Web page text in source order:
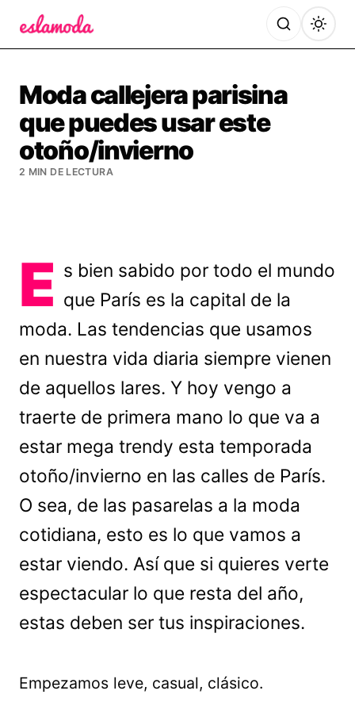
Moda callejera parisina
que puedes usar este
otoño/invierno
2 MIN DE LECTURA
E s bien sabido por todo el mundo
que París es la capital de la
moda. Las tendencias que usamos
en nuestra vida diaria siempre vienen
de aquellos lares. Y hoy vengo a
traerte de primera mano lo que va a
estar mega trendy esta temporada
otoño/invierno en las calles de París.
O sea, de las pasarelas a la moda
cotidiana, esto es lo que vamos a
estar viendo. Así que si quieres verte
espectacular lo que resta del año,
estas deben ser tus inspiraciones.
Empezamos leve, casual, clásico.